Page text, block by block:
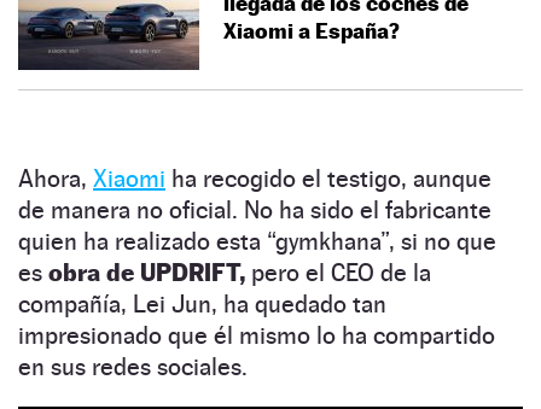
Xiaomi a España?
Ahora, Xiaomi ha recogido el testigo, aunque
de manera no oficial. No ha sido el fabricante
quien ha realizado esta “gymkhana”, si no que
es obra de UPDRIFT, pero el CEO de la
compañía, Lei Jun, ha quedado tan
impresionado que él mismo lo ha compartido
en sus redes sociales.